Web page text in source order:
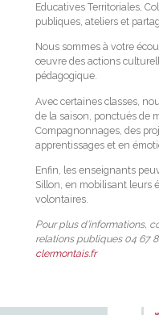
Educatives Territoriales,
publiques, ateliers et
Nous sommes à votre
œuvre des actions
pédagogique.
Avec certaines classes,
de la saison, ponctués de
Compagnonnages, des
apprentissages et en
Enfin, les enseignants
Sillon, en mobilisant leurs
volontaires.
Pour plus d’informations,
relations publiques 04 67
clermontais.fr